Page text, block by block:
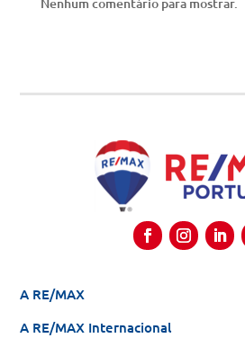
A RE/MAX
A RE/MAX Internacional